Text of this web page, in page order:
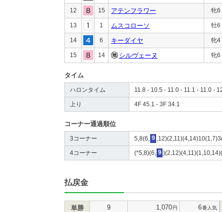
12 15 アテンフラワー 牝6
13 1 ムスコローソ 牡6
14 6 キーダイヤ 牝4
15 14 シルヴェーヌ 牝6
タイム
ハロンタイム 11.8 - 10.5 - 11.0 - 11.1 - 11.0 -
上り 4F 45.1 - 3F 34.1
コーナー通過順位
3コーナー 5,8(6, 9
4コーナー (*5,8)(6, 9
払戻金
単勝 9 1,070円 6番人気